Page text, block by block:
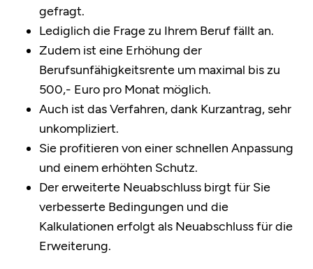
gefragt.
Lediglich die Frage zu Ihrem Beruf fällt an.
Zudem ist eine Erhöhung der
Berufsunfähigkeitsrente um maximal bis zu
500,- Euro pro Monat möglich.
Auch ist das Verfahren, dank Kurzantrag, sehr
unkompliziert.
Sie profitieren von einer schnellen Anpassung
und einem erhöhten Schutz.
Der erweiterte Neuabschluss birgt für Sie
verbesserte Bedingungen und die
Kalkulationen erfolgt als Neuabschluss für die
Erweiterung.